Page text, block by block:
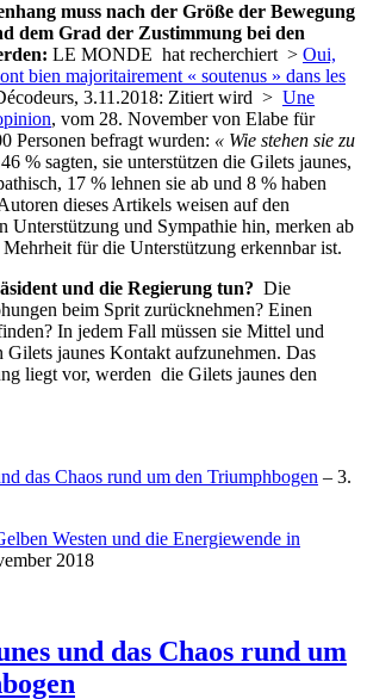
muss nach der Größe der Bewegung
dem Grad der Zustimmung bei den
LE MONDE hat recherchiert > Oui,
bien majoritairement « soutenus » dans les
3.11.2018: Zitiert wird > Une
, vom 28. November von Elabe für
Personen befragt wurden: « Wie stehen sie zu
46 % sagten, sie unterstützen die Gilets jaunes,
17 % lehnen sie ab und 8 % haben
dieses Artikels weisen auf den
Unterstützung und Sympathie hin, merken ab
Mehrheit für die Unterstützung erkennbar ist.
und die Regierung tun? Die
beim Sprit zurücknehmen? Einen
In jedem Fall müssen sie Mittel und
Gilets jaunes Kontakt aufzunehmen. Das
liegt vor, werden die Gilets jaunes den
das Chaos rund um den Triumphbogen – 3.
Westen und die Energiewende in
2018
und das Chaos rund um